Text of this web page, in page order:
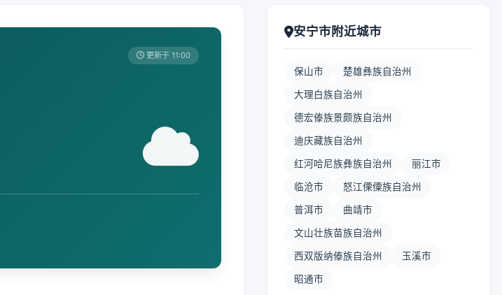
更新于 11:00
安宁市附近城市
保山市 楚雄彝族自治州
大理白族自治州
德宏傣族景颇族自治州
迪庆藏族自治州
红河哈尼族彝族自治州 丽江市
临沧市 怒江傈僳族自治州
普洱市 曲靖市
文山壮族苗族自治州
西双版纳傣族自治州 玉溪市
昭通市